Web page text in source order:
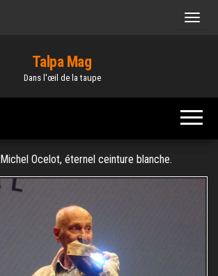
Talpa Mag
Dans l'œil de la taupe
Michel Ocelot, éternel ceinture blanche.